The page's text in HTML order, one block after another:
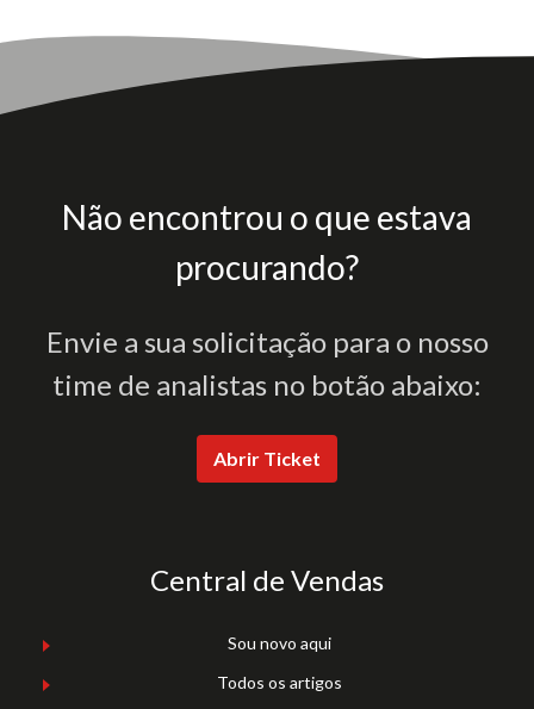
Não encontrou o que estava
procurando?
Envie a sua solicitação para o nosso
time de analistas no botão abaixo:
Abrir Ticket
Central de Vendas
Sou novo aqui
Todos os artigos